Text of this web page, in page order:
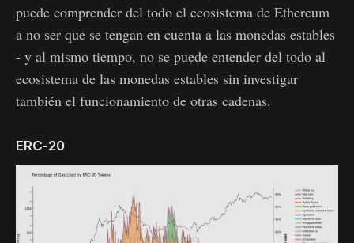
puede comprender del todo el ecosistema de Ethereum
a no ser que se tengan en cuenta a las monedas estables
- y al mismo tiempo, no se puede entender del todo al
ecosistema de las monedas estables sin investigar
también el funcionamiento de otras cadenas.
ERC-20